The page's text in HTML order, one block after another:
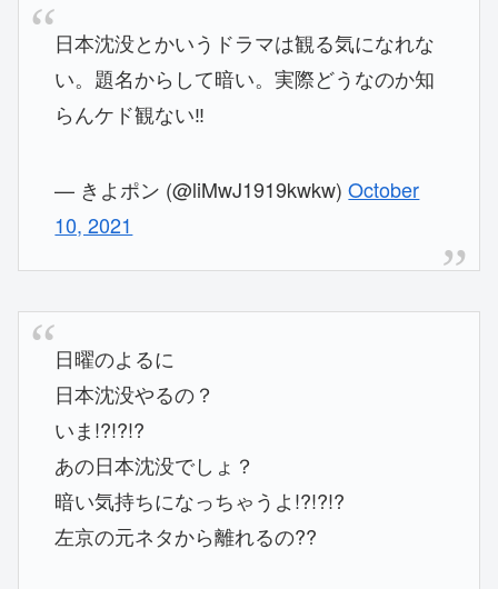
日本沈没とかいうドラマは観る気になれな
い。題名からして暗い。実際どうなのか知
らんケド観ない‼️
— きよポン (@liMwJ1919kwkw)October
10, 2021
日曜のよるに
日本沈没やるの？
いま!?!?!?
あの日本沈没でしょ？
暗い気持ちになっちゃうよ!?!?!?
左京の元ネタから離れるの??